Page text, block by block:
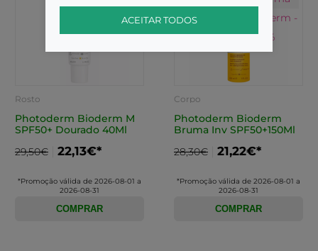
Photoderm -
25%
Rosto
Photoderm Bioderm M
SPF50+ Dourado 40Ml
29,50€
22,13€*
*Promoção válida de 2026-08-01 a
2026-08-31
COMPRAR
Photoderm -
25%
Corpo
Photoderm Bioderm
Bruma Inv SPF50+150Ml
28,30€
21,22€*
*Promoção válida de 2026-08-01 a
2026-08-31
COMPRAR
ACEITAR TODOS